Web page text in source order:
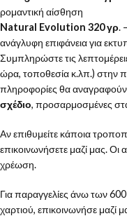
ρομαντική αίσθηση
Natural Evolution 320 γρ.
ανάγλυφη επιφάνεια για
Συμπληρώστε τις
ώρα, τοποθεσία κ.λπ.) στην
πληροφορίες θα αναγραφούν
σχέδιο, προσαρμοσμένες
Αν επιθυμείτε κάποια
επικοινωνήσετε μαζί μας. Οι
χρέωση.
Για παραγγελίες άνω των 600
χαρτιού, επικοινωνήσε μαζί